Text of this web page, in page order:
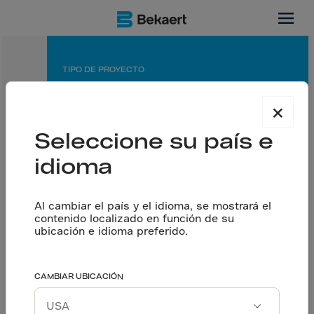
Ontario, CA
TIPO DE PROYECTO
Piso cortado con sierra
Contratista de pisos: DIRM Concrete
Diseñador: WalterFedy Engineering
Hablemos
×
Seleccione su país e
idioma
Al cambiar el país y el idioma, se mostrará el
contenido localizado en función de su
ubicación e idioma preferido.
CAMBIAR UBICACIÓN
Asegura una alta